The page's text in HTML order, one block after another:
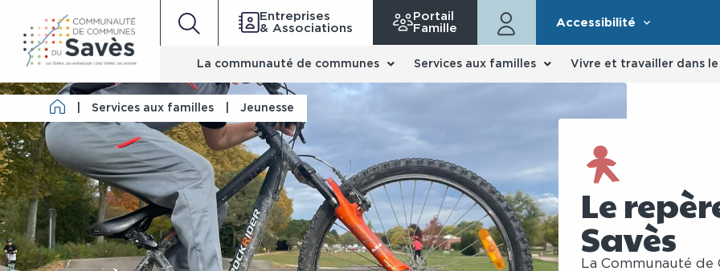
Entreprises
& Associations
Portail
Famille
Accessibilité
La communauté de communes Services aux familles Vivre et travailler dans le
|Services aux familles |Jeunesse
Le
Savès
La Communauté de